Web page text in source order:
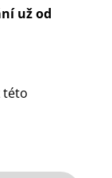
už od
této